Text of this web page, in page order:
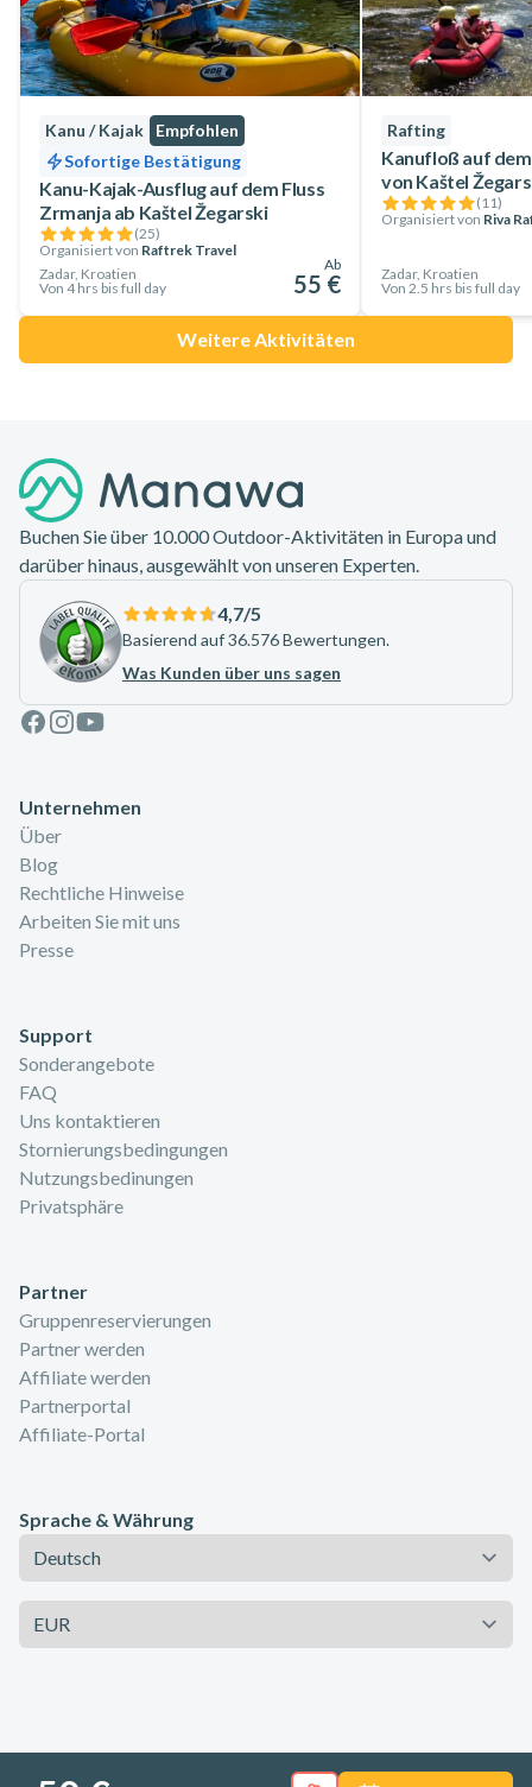
Kanu / Kajak
Empfohlen
Sofortige Bestätigung
Kanu-Kajak-Ausflug auf dem Fluss
Zrmanja ab Kaštel Žegarski
(25)
Organisiert von Raftrek Travel
Zadar, Kroatien
Von 4 hrs bis full day
Ab
55 €
Rafting
Kanufloß auf
von Kaštel
(11)
Organisiert von Riva
Zadar, Kroatien
Von 2.5 hrs bis full day
Weitere Aktivitäten
Buchen Sie über 10.000 Outdoor-Aktivitäten in Europa und
darüber hinaus, ausgewählt von unseren Experten.
4,7/5
Basierend auf 36.576 Bewertungen.
Was Kunden über uns sagen
Facebook
Instagram
Youtube
Unternehmen
Über
Blog
Rechtliche Hinweise
Arbeiten Sie mit uns
Presse
Support
Sonderangebote
FAQ
Uns kontaktieren
Stornierungsbedingungen
Nutzungsbedinungen
Privatsphäre
Partner
Gruppenreservierungen
Partner werden
Affiliate werden
Partnerportal
Affiliate-Portal
Sprache & Währung